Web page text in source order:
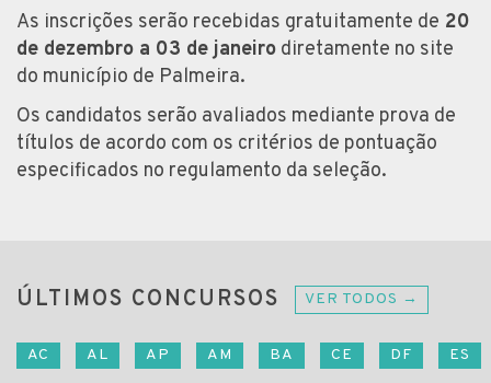
As inscrições serão recebidas gratuitamente de 20
de dezembro a 03 de janeiro diretamente no site
do município de Palmeira.
Os candidatos serão avaliados mediante prova de
títulos de acordo com os critérios de pontuação
especificados no regulamento da seleção.
ÚLTIMOS CONCURSOS VER TODOS →
AC AL AP AM BA CE DF ES